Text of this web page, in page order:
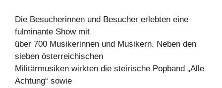
Die Besucherinnen und Besucher erlebten eine
fulminante Show mit
über 700 Musikerinnen und Musikern. Neben den
sieben österreichischen
Militärmusiken wirkten die steirische Popband „Alle
Achtung“ sowie